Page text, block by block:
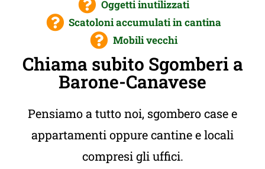
Oggetti inutilizzati
Scatoloni accumulati in cantina
Mobili vecchi
Chiama subito Sgomberi a
Barone-Canavese
Pensiamo a tutto noi, sgombero case e
appartamenti oppure cantine e locali
compresi gli uffici.